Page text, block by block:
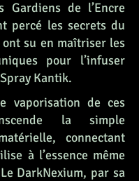
Gardiens de l’Encre
percé les secrets du
ont su en maîtriser les
pour l’infuser
Kantik.
vaporisation de ces
la simple
connectant
à l’essence même
DarkNexium, par sa